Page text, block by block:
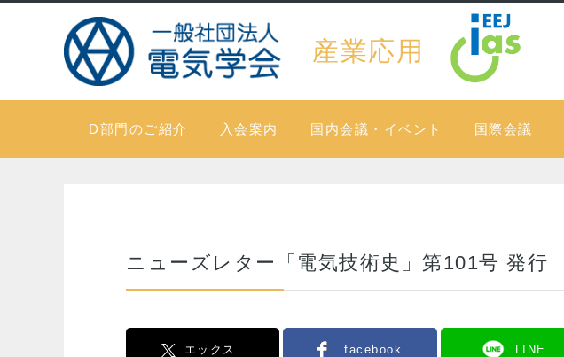
産業応用
D部門のご紹介 入会案内 国内会議・イベント 国際会議
ニューズレター「電気技術史」第101号 発行
エックス facebook LINE